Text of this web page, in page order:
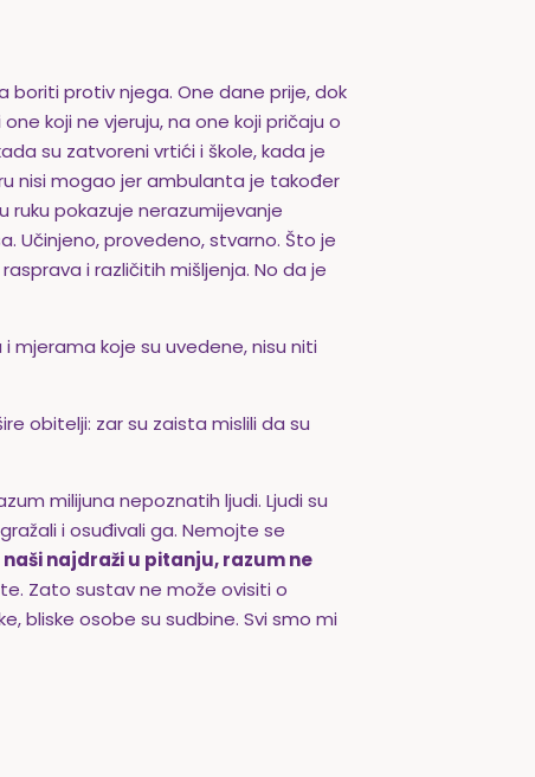
boriti protiv njega. One dane prije, dok
koji ne vjeruju, na one koji pričaju o
su zatvoreni vrtići i škole, kada je
nisi mogao jer ambulanta je također
ruku pokazuje nerazumijevanje
Učinjeno, provedeno, stvarno. Što je
i različitih mišljenja. No da je
mjerama koje su uvedene, nisu niti
obitelji: zar su zaista mislili da su
milijuna nepoznatih ljudi. Ljudi su
i osuđivali ga. Nemojte se
najdraži u pitanju, razum ne
Zato sustav ne može ovisiti o
bliske osobe su sudbine. Svi smo mi